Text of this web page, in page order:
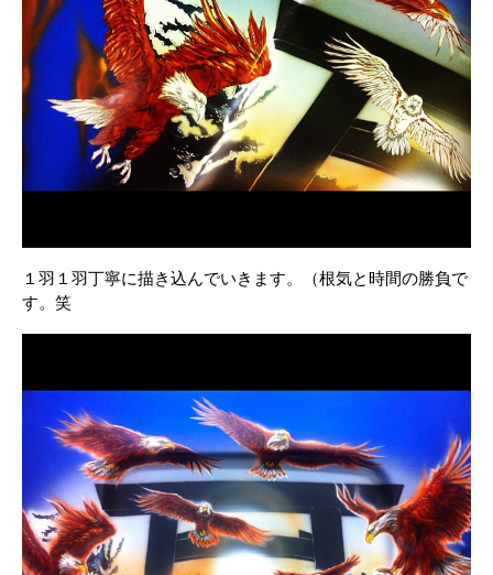
１羽１羽丁寧に描き込んでいきます。（根気と時間の勝負で
す。笑